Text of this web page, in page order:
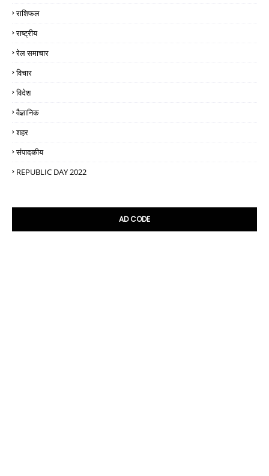
राशिफल
राष्ट्रीय
रेल समाचार
विचार
विदेश
वैज्ञानिक
शहर
संपादकीय
REPUBLIC DAY 2022
AD CODE